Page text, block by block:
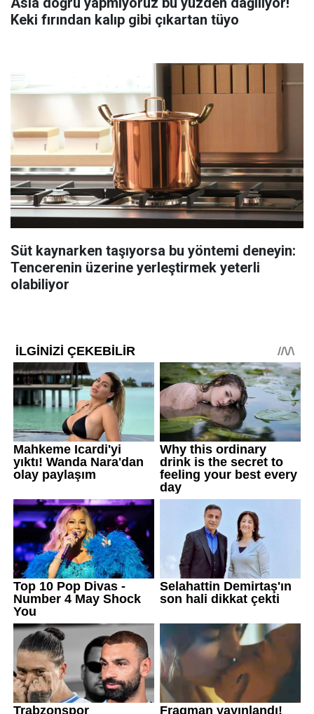
Keki fırından kalıp gibi çıkartan tüyo
Süt kaynarken taşıyorsa bu yöntemi deneyin:
Tencerenin üzerine yerleştirmek yeterli
olabiliyor